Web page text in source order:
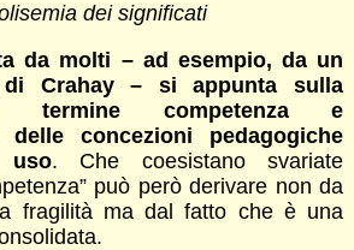
dei significati
da molti – ad esempio, da un
di Crahay – si appunta sulla
termine competenza e
delle concezioni pedagogiche
. Che coesistano svariate
può però derivare non da
fragilità ma dal fatto che è una